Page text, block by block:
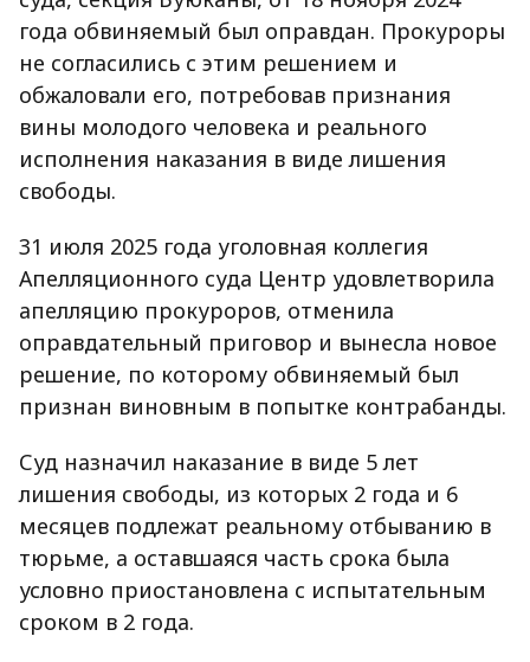
года обвиняемый был оправдан. Прокуроры
не согласились с этим решением и
обжаловали его, потребовав признания
вины молодого человека и реального
исполнения наказания в виде лишения
свободы.
31 июля 2025 года уголовная коллегия
Апелляционного суда Центр удовлетворила
апелляцию прокуроров, отменила
оправдательный приговор и вынесла новое
решение, по которому обвиняемый был
признан виновным в попытке контрабанды.
Суд назначил наказание в виде 5 лет
лишения свободы, из которых 2 года и 6
месяцев подлежат реальному отбыванию в
тюрьме, а оставшаяся часть срока была
условно приостановлена с испытательным
сроком в 2 года.